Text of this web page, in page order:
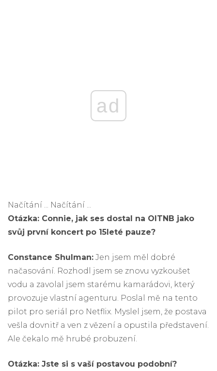
ad
Načítání ... Načítání ...
Otázka: Connie, jak ses dostal na OITNB jako
svůj první koncert po 15leté pauze?
Constance Shulman: Jen jsem měl dobré
načasování. Rozhodl jsem se znovu vyzkoušet
vodu a zavolal jsem starému kamarádovi, který
provozuje vlastní agenturu. Poslal mě na tento
pilot pro seriál pro Netflix. Myslel jsem, že postava
vešla dovnitř a ven z vězení a opustila představení.
Ale čekalo mě hrubé probuzení.
Otázka: Jste si s vaší postavou podobní?